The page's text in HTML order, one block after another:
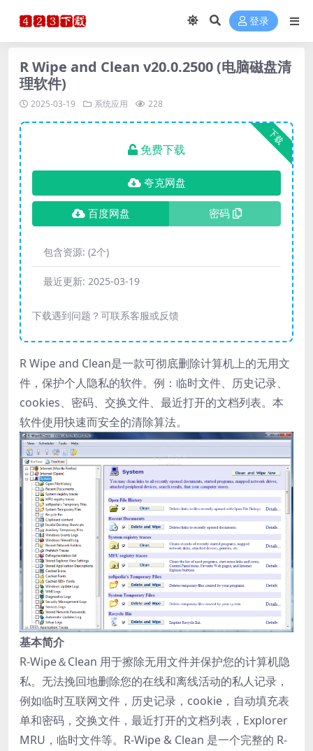
登录
R Wipe and Clean v20.0.2500 (电脑磁盘清
理软件)
2025-03-19 系统应用 228
下载
免费下载
夸克网盘
百度网盘 密码
包含资源: (2个)
最近更新: 2025-03-19
下载遇到问题？可联系客服或反馈
R Wipe and Clean是一款可彻底删除计算机上的无用文
件，保护个人隐私的软件。例：临时文件、历史记录、
cookies、密码、交换文件、最近打开的文档列表。本
软件使用快速而安全的清除算法。
基本简介
R-Wipe＆Clean 用于擦除无用文件并保护您的计算机隐
私。无法挽回地删除您的在线和离线活动的私人记录，
例如临时互联网文件，历史记录，cookie，自动填充表
单和密码，交换文件，最近打开的文档列表，Explorer
MRU，临时文件等。R-Wipe & Clean 是一个完整的 R-